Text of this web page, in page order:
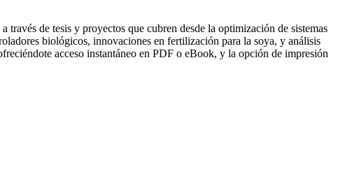
de tesis y proyectos que cubren desde la optimización de sistemas
biológicos, innovaciones en fertilización para la soya, y análisis
acceso instantáneo en PDF o eBook, y la opción de impresión